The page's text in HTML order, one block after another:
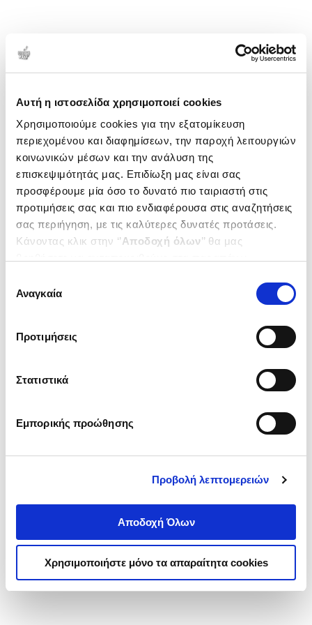
Αυτή η ιστοσελίδα χρησιμοποιεί cookies
Χρησιμοποιούμε cookies για την εξατομίκευση
περιεχομένου και διαφημίσεων, την παροχή λειτουργιών
κοινωνικών μέσων και την ανάλυση της
επισκεψιμότητάς μας. Επιδίωξη μας είναι σας
προσφέρουμε μία όσο το δυνατό πιο ταιριαστή στις
προτιμήσεις σας και πιο ενδιαφέρουσα στις αναζητήσεις
σας περιήγηση, με τις καλύτερες δυνατές προτάσεις.
Κάνοντας κλικ στην ‘’Αποδοχή όλων’’ θα μας
ενδιαφέρουν και να επιλέξετε από τα παρακάτω με την
΄΄και να ενημερωθείτε σχετικά με
συγκατάθεσης
Αναγκαία
Προτιμήσεις
Στατιστικά
Εμπορικής προώθησης
Προβολή λεπτομερειών
Αποδοχή Όλων
Χρησιμοποιήστε μόνο τα απαραίτητα cookies